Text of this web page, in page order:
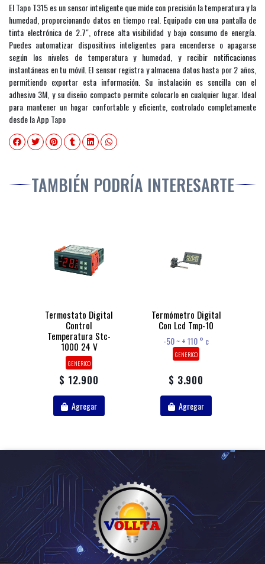
El Tapo T315 es un sensor inteligente que mide con precisión la temperatura y la
humedad, proporcionando datos en tiempo real. Equipado con una pantalla de
tinta electrónica de 2.7″, ofrece alta visibilidad y bajo consumo de energía.
Puedes automatizar dispositivos inteligentes para encenderse o apagarse
según los niveles de temperatura y humedad, y recibir notificaciones
instantáneas en tu móvil. El sensor registra y almacena datos hasta por 2 años,
permitiendo exportar esta información. Su instalación es sencilla con el
adhesivo 3M, y su diseño compacto permite colocarlo en cualquier lugar. Ideal
para mantener un hogar confortable y eficiente, controlado completamente
desde la App Tapo
TAMBIÉN PODRÍA INTERESARTE
Termostato Digital
Control
Temperatura Stc-
1000 24 V
GENERICO
$ 12.900
Agregar
Termómetro Digital
Con Lcd Tmp-10
-50 ~ + 110 ° c
GENERICO
$ 3.900
Agregar